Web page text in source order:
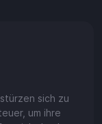
sich zu
um ihre